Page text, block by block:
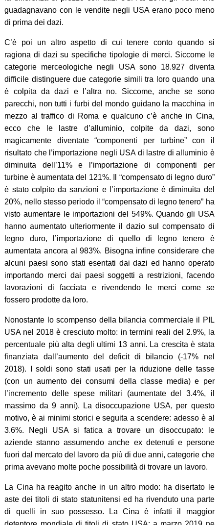
guadagnavano con le vendite negli USA erano poco meno
di prima dei dazi.
C’è poi un altro aspetto di cui tenere conto quando si
ragiona di dazi su specifiche tipologie di merci. Siccome le
categorie merceologiche negli USA sono 18.927 diventa
difficile distinguere due categorie simili tra loro quando una
è colpita da dazi e l’altra no. Siccome, anche se sono
parecchi, non tutti i furbi del mondo guidano la macchina in
mezzo al traffico di Roma e qualcuno c’è anche in Cina,
ecco che le lastre d’alluminio, colpite da dazi, sono
magicamente diventate “componenti per turbine” con il
risultato che l’importazione negli USA di lastre di alluminio è
diminuita dell’11% e l’importazione di componenti per
turbine è aumentata del 121%. Il “compensato di legno duro”
è stato colpito da sanzioni e l’importazione è diminuita del
20%, nello stesso periodo il “compensato di legno tenero” ha
visto aumentare le importazioni del 549%. Quando gli USA
hanno aumentato ulteriormente il dazio sul compensato di
legno duro, l’importazione di quello di legno tenero è
aumentata ancora al 983%. Bisogna infine considerare che
alcuni paesi sono stati esentati dai dazi ed hanno operato
importando merci dai paesi soggetti a restrizioni, facendo
lavorazioni di facciata e rivendendo le merci come se
fossero prodotte da loro.
Nonostante lo scompenso della bilancia commerciale il PIL
USA nel 2018 è cresciuto molto: in termini reali del 2.9%, la
percentuale più alta degli ultimi 13 anni. La crescita è stata
finanziata dall’aumento del deficit di bilancio (-17% nel
2018). I soldi sono stati usati per la riduzione delle tasse
(con un aumento dei consumi della classe media) e per
l’incremento delle spese militari (aumentate del 3.4%, il
massimo da 9 anni). La disoccupazione USA, per questo
motivo, è ai minimi storici e seguita a scendere: adesso è al
3.6%. Negli USA si fatica a trovare un disoccupato: le
aziende stanno assumendo anche ex detenuti e persone
fuori dal mercato del lavoro da più di due anni, categorie che
prima avevano molte poche possibilità di trovare un lavoro.
La Cina ha reagito anche in un altro modo: ha disertato le
aste dei titoli di stato statunitensi ed ha rivenduto una parte
di quelli in suo possesso. La Cina è infatti il maggior